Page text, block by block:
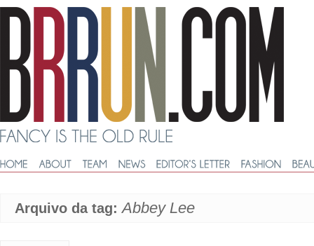
Arquivo da tag:Abbey Lee